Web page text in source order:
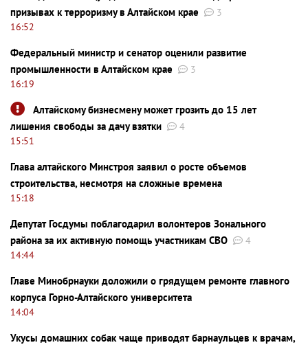
призывах к терроризму в Алтайском крае
3
16:52
Федеральный министр и сенатор оценили развитие
промышленности в Алтайском крае
3
16:19
Алтайскому бизнесмену может грозить до 15 лет
лишения свободы за дачу взятки
4
15:51
Глава алтайского Минстроя заявил о росте объемов
строительства, несмотря на сложные времена
15:18
Депутат Госдумы поблагодарил волонтеров Зонального
района за их активную помощь участникам СВО
4
14:44
Главе Минобрнауки доложили о грядущем ремонте главного
корпуса Горно-Алтайского университета
14:04
Укусы домашних собак чаще приводят барнаульцев к врачам,